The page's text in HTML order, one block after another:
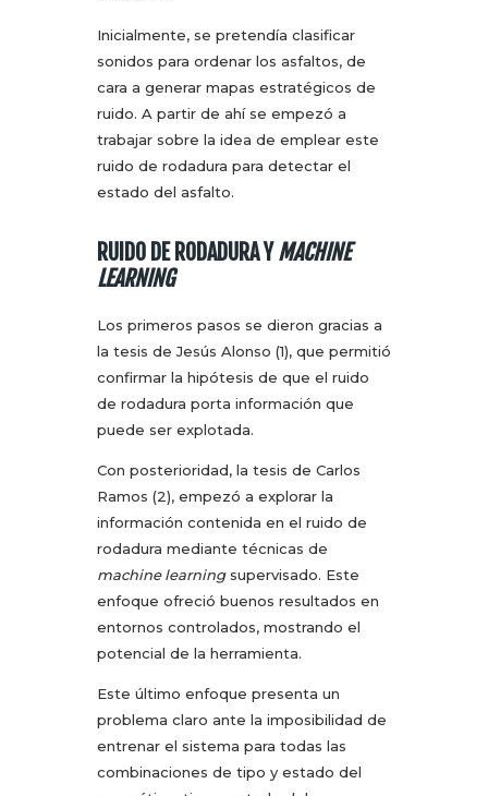
Inicialmente, se pretendía clasificar
sonidos para ordenar los asfaltos, de
cara a generar mapas estratégicos de
ruido. A partir de ahí se empezó a
trabajar sobre la idea de emplear este
ruido de rodadura para detectar el
estado del asfalto.
RUIDO DE RODADURA YMACHINE
LEARNING
Los primeros pasos se dieron gracias a
la tesis de Jesús Alonso (1), que permitió
confirmar la hipótesis de que el ruido
de rodadura porta información que
puede ser explotada.
Con posterioridad, la tesis de Carlos
Ramos (2), empezó a explorar la
información contenida en el ruido de
rodadura mediante técnicas de
machine learningsupervisado. Este
enfoque ofreció buenos resultados en
entornos controlados, mostrando el
potencial de la herramienta.
Este último enfoque presenta un
problema claro ante la imposibilidad de
entrenar el sistema para todas las
combinaciones de tipo y estado del